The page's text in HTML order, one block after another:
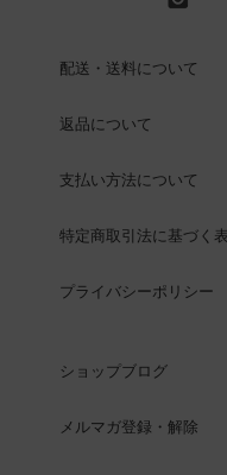
配送・送料について
返品について
支払い方法について
特定商取引法に基づく
プライバシーポリシー
ショップブログ
メルマガ登録・解除